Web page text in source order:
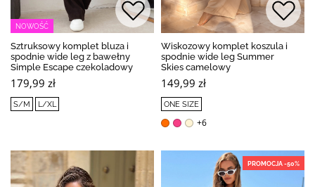
NOWOŚĆ
Sztruksowy komplet bluza i
spodnie wide leg z bawełny
Simple Escape czekoladowy
179,99 zł
S/M L/XL
Wiskozowy komplet koszula i
spodnie wide leg Summer
Skies camelowy
149,99 zł
ONE SIZE
+6
PROMOCJA -50%